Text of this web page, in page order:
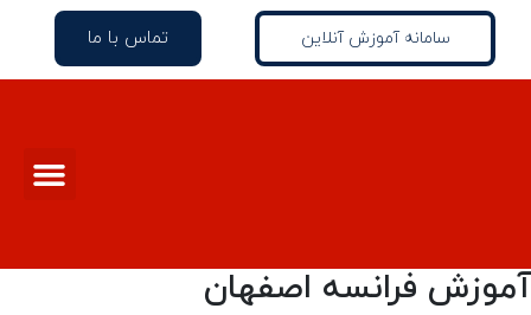
سامانه آموزش آنلاین تماس با ما
آموزش فرانسه اصفهان